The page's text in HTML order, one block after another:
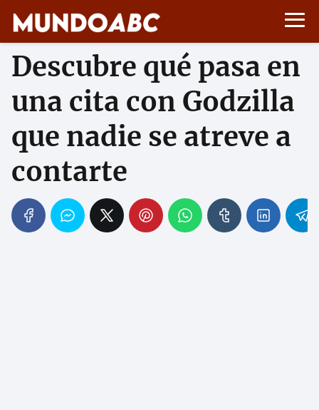
Descubre qué pasa en
una cita con Godzilla
que nadie se atreve a
contarte